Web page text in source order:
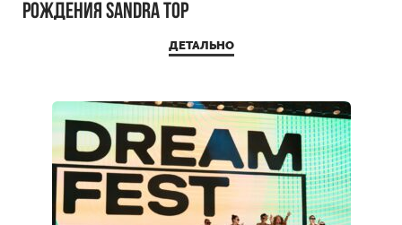
рождения Sandra Top
ДЕТАЛЬНО